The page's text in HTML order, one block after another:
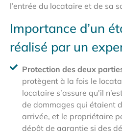
l’entrée du locataire et de sa
Importance d’un
réalisé par un
Protection des deux
protègent à la fois le
locataire s’assure qu'il
de dommages qui étaient
arrivée, et le propriétaire
dépôt de garantie si des